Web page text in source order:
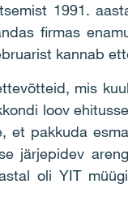
1991.
firmas
kannab
mis
loov
et pakkuda
järjepidev
oli YIT